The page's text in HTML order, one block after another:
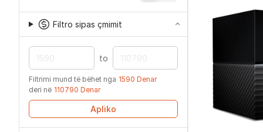
Filtro sipas çmimit
to
Filtrimi mund të bëhet nga 1590 Denar
deri në 110790 Denar
Apliko